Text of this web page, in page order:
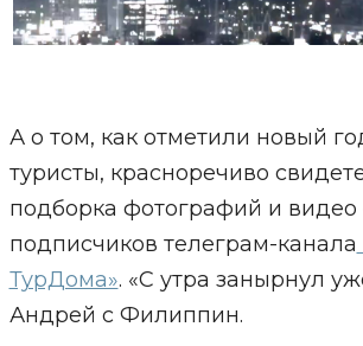
А о том, как отметили новый
туристы, красноречиво
подборка фотографий и видео
подписчиков телеграм-канала
ТурДома». «С утра занырнул
Андрей с Филиппин.